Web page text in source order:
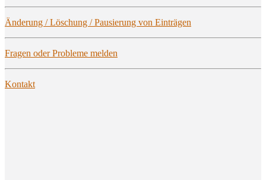
Ände­rung / Löschung / Pau­sie­rung von Einträgen
Fra­gen oder Pro­ble­me melden
Kon­takt